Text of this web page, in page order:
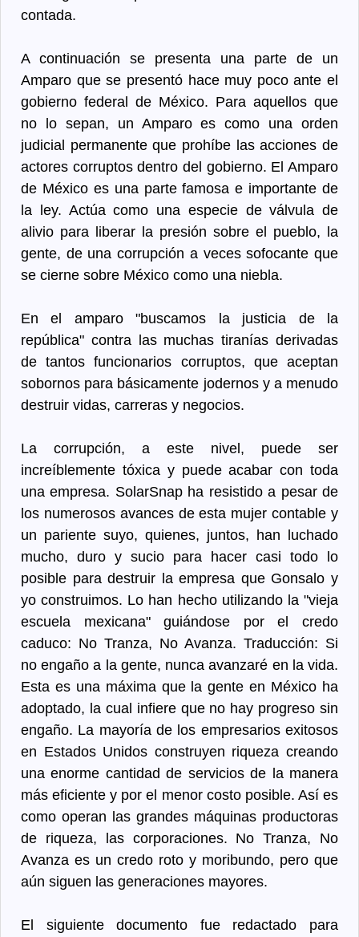
contada.
A continuación se presenta una parte de un
Amparo que se presentó hace muy poco ante el
gobierno federal de México. Para aquellos que
no lo sepan, un Amparo es como una orden
judicial permanente que prohíbe las acciones de
actores corruptos dentro del gobierno. El Amparo
de México es una parte famosa e importante de
la ley. Actúa como una especie de válvula de
alivio para liberar la presión sobre el pueblo, la
gente, de una corrupción a veces sofocante que
se cierne sobre México como una niebla.
En el amparo "buscamos la justicia de la
república" contra las muchas tiranías derivadas
de tantos funcionarios corruptos, que aceptan
sobornos para básicamente jodernos y a menudo
destruir vidas, carreras y negocios.
La corrupción, a este nivel, puede ser
increíblemente tóxica y puede acabar con toda
una empresa. SolarSnap ha resistido a pesar de
los numerosos avances de esta mujer contable y
un pariente suyo, quienes, juntos, han luchado
mucho, duro y sucio para hacer casi todo lo
posible para destruir la empresa que Gonsalo y
yo construimos. Lo han hecho utilizando la "vieja
escuela mexicana" guiándose por el credo
caduco: No Tranza, No Avanza. Traducción: Si
no engaño a la gente, nunca avanzaré en la vida.
Esta es una máxima que la gente en México ha
adoptado, la cual infiere que no hay progreso sin
engaño. La mayoría de los empresarios exitosos
en Estados Unidos construyen riqueza creando
una enorme cantidad de servicios de la manera
más eficiente y por el menor costo posible. Así es
como operan las grandes máquinas productoras
de riqueza, las corporaciones. No Tranza, No
Avanza es un credo roto y moribundo, pero que
aún siguen las generaciones mayores.
El siguiente documento fue redactado para